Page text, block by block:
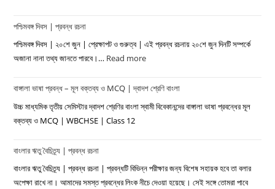
পশ্চিমবঙ্গ দিবস | প্রবন্ধ রচনা
পশ্চিমবঙ্গ দিবস | ২০শে জুন | প্রেক্ষাপট ও গুরুত্ব | এই প্রবন্ধ রচনায় ২০শে জুন দিনটি সম্পর্কে
অজানা নানা তথ্য জানতে পারবে।… Read more:
দিবস
|
বাঙ্গালা ভাষা প্রবন্ধ – মূল বক্তব্য ও MCQ | দ্বাদশ শ্রেণি বাংলা
উচ্চ মাধ্যমিক তৃতীয় সেমিস্টার দ্বাদশ শ্রেণির বাংলা স্বামী বিবেকানন্দের বাঙ্গালা ভাষা প্রবন্ধের মূল
বক্তব্য ও MCQ | WBCHSE | Class 12
বাংলার ঋতু বৈচিত্র্য | প্রবন্ধ রচনা
বাংলার ঋতু বৈচিত্র্য | প্রবন্ধ রচনা | প্রবন্ধটি বিভিন্ন পরীক্ষার জন্য বিশেষ সহায়ক হবে তা বলার
অপেক্ষা রাখে না। আমাদের সমস্ত প্রবন্ধের লিংক নীচে দেওয়া হয়েছে। সেই সঙ্গে তোমরা পাবে